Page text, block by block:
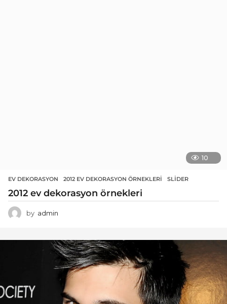
10
EV DEKORASYON 2012 EV DEKORASYON ÖRNEKLERI ,SLIDER
2012 ev dekorasyon örnekleri
by admin